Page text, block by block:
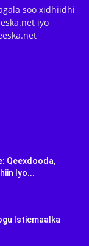
soo xidhiidhi
iyo
Qeexdooda,
Iyo...
Isticmaalka